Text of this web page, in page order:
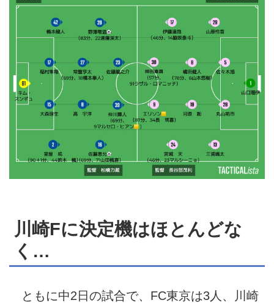
川崎Fに決定機はほとんどな
く…
ともに中2日の試合で、FC東京は3人、川崎